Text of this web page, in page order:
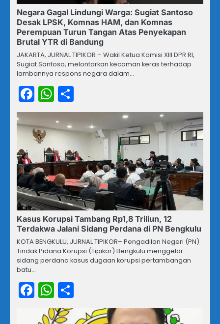
Negara Gagal Lindungi Warga: Sugiat Santoso
Desak LPSK, Komnas HAM, dan Komnas
Perempuan Turun Tangan Atas Penyekapan
Brutal YTR di Bandung
JAKARTA, JURNAL TIPIKOR – Wakil Ketua Komisi XIII DPR RI,
Sugiat Santoso, melontarkan kecaman keras terhadap
lambannya respons negara dalam…
Facebook
WhatsApp
Kasus Korupsi Tambang Rp1,8 Triliun, 12
Terdakwa Jalani Sidang Perdana di PN Bengkulu
KOTA BENGKULU, JURNAL TIPIKOR– Pengadilan Negeri (PN)
Tindak Pidana Korupsi (Tipikor) Bengkulu menggelar
sidang perdana kasus dugaan korupsi pertambangan
batu…
Facebook
WhatsApp